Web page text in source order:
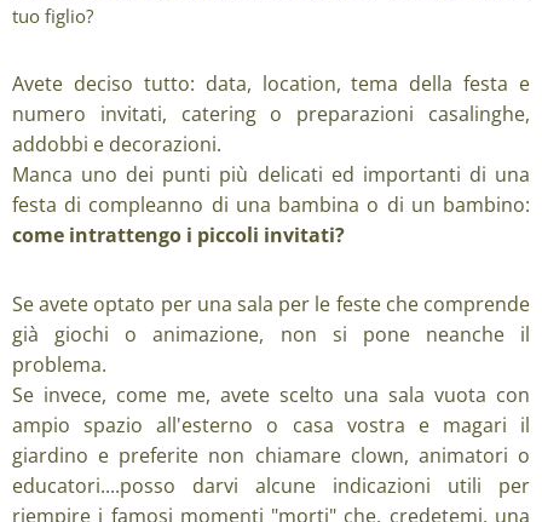
tuo figlio?
Avete deciso tutto: data, location, tema della festa e
numero invitati, catering o preparazioni casalinghe,
addobbi e decorazioni.
Manca uno dei punti più delicati ed importanti di una
festa di compleanno di una bambina o di un bambino:
come intrattengo i piccoli invitati?
Se avete optato per una sala per le feste che comprende
già giochi o animazione, non si pone neanche il
problema.
Se invece, come me, avete scelto una sala vuota con
ampio spazio all'esterno o casa vostra e magari il
giardino e preferite non chiamare clown, animatori o
educatori....posso darvi alcune indicazioni utili per
riempire i famosi momenti "morti" che, credetemi, una